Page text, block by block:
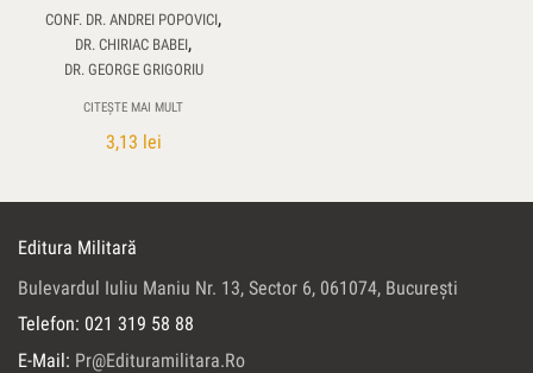
CONF. DR. ANDREI POPOVICI,
DR. CHIRIAC BABEI,
DR. GEORGE GRIGORIU
CITEȘTE MAI MULT
3,13 lei
Editura Militară
Bulevardul Iuliu Maniu Nr. 13, Sector 6, 061074, Bucureşti
Telefon: 021 319 58 88
E-Mail: Pr@edituramilitara.ro